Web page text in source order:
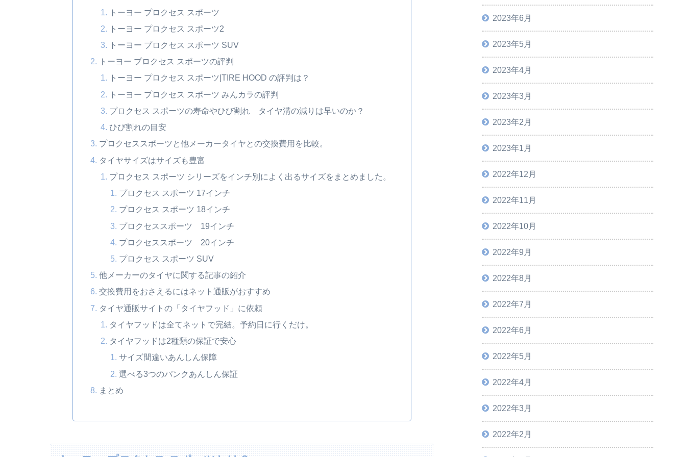
トーヨー プロクセス スポーツ
トーヨー プロクセス スポーツ2
トーヨー プロクセス スポーツ SUV
トーヨー プロクセス スポーツの評判
トーヨー プロクセス スポーツ|TIRE HOOD の評判は？
トーヨー プロクセス スポーツ みんカラの評判
プロクセス スポーツの寿命やひび割れ タイヤ溝の減りは早いのか？
ひび割れの目安
プロクセススポーツと他メーカータイヤとの交換費用を比較。
タイヤサイズはサイズも豊富
プロクセス スポーツ シリーズをインチ別によく出るサイズをまとめました。
プロクセス スポーツ 17インチ
プロクセス スポーツ 18インチ
プロクセススポーツ 19インチ
プロクセススポーツ 20インチ
プロクセス スポーツ SUV
他メーカーのタイヤに関する記事の紹介
交換費用をおさえるにはネット通販がおすすめ
タイヤ通販サイトの「タイヤフッド」に依頼
タイヤフッドは全てネットで完結。予約日に行くだけ。
タイヤフッドは2種類の保証で安心
サイズ間違いあんしん保障
選べる3つのパンクあんしん保証
まとめ
2023年6月
2023年5月
2023年4月
2023年3月
2023年2月
2023年1月
2022年12月
2022年11月
2022年10月
2022年9月
2022年8月
2022年7月
2022年6月
2022年5月
2022年4月
2022年3月
2022年2月